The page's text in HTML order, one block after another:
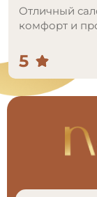
Отличный
комфорт и
5